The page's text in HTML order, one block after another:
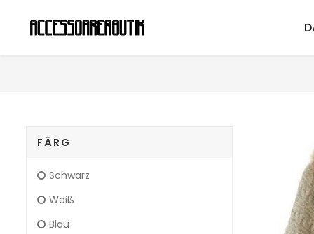
FÄRG
Schwarz
Weiß
Blau